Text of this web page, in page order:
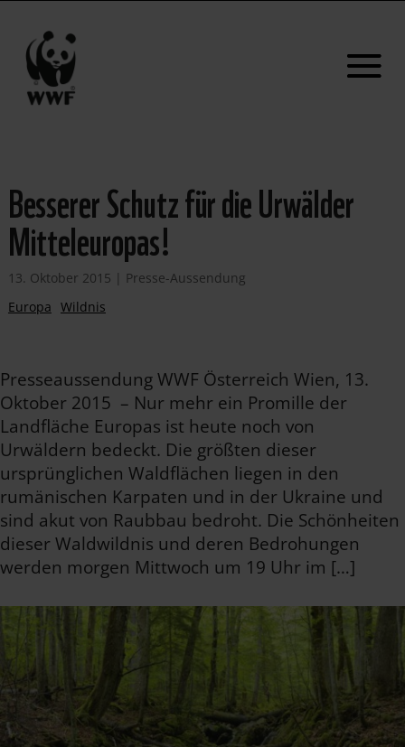
Besserer Schutz für die Urwälder
Mitteleuropas!
13. Oktober 2015 | Presse-Aussendung
Europa Wildnis
Presseaussendung WWF Österreich Wien, 13.
Oktober 2015 – Nur mehr ein Promille der
Landfläche Europas ist heute noch von
Urwäldern bedeckt. Die größten dieser
ursprünglichen Waldflächen liegen in den
rumänischen Karpaten und in der Ukraine und
sind akut von Raubbau bedroht. Die Schönheiten
dieser Waldwildnis und deren Bedrohungen
werden morgen Mittwoch um 19 Uhr im […]